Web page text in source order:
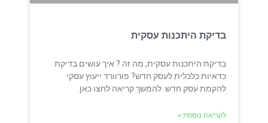
בדיקת היתכנות עסקית
בדיקת היתכנות עסקית, מה זה ? איך עושים בדיקת
כדאיות כלכלית לעסק חדש? פורוורד ייעוץ עסקי
להקמת עסק חדש. להמשך קריאה לחצו כאן.
לקריאה נוספת »